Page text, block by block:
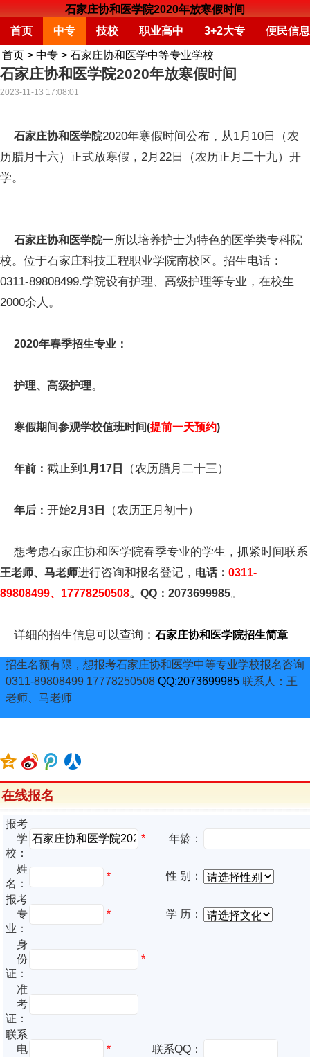
石家庄协和医学院2020年放寒假时间
首页
中专 技校 职业高中 3+2大专 便民信息
首页 > 中专 > 石家庄协和医学中等专业学校
石家庄协和医学院2020年放寒假时间
2023-11-13 17:08:01
石家庄协和医学院2020年寒假时间公布，从1月10日（农
历腊月十六）正式放寒假，2月22日（农历正月二十九）开
学。
石家庄协和医学院一所以培养护士为特色的医学类专科院
校。位于石家庄科技工程职业学院南校区。招生电话：
0311-89808499.学院设有护理、高级护理等专业，在校生
2000余人。
2020年春季招生专业：
护理、高级护理。
寒假期间参观学校值班时间(提前一天预约)
年前： 截止到 1月17日 （农历腊月二十三）
年后： 开始2月3日 （农历正月初十）
想考虑石家庄协和医学院春季专业的学生，抓紧时间联系
王老师、马老师进行咨询和报名登记， 电话： 0311-
89808499、17778250508。QQ：2073699985。
详细的招生信息可以查询： 石家庄协和医学院招生简章
招生名额有限，想报考石家庄协和医学中等专业学校报名咨询
0311-89808499 17778250508 QQ:2073699985 联系人：王
老师、马老师
在线报名
报考
学
校：
* 年龄：
姓
名：
*
性 别：
报考
专
业：
* 学 历：
身
份
证：
*
准
考
证：
联系
电
* 联系QQ：